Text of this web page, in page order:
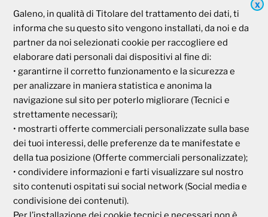
Galeno
Società Mutua Cooperativa
Via Parigi, 11
00185 Roma
P.I e C.F. 04273791006
Tel. 800 99 93 83
Fax 06 44 24 87 05
e-mail:backoffice@cassagaleno.it
X
Galeno, in qualità di Titolare del trattamento dei dati, ti
informa che su questo sito vengono installati, da noi e da
partner da noi selezionati cookie per raccogliere ed
elaborare dati personali dai dispositivi al fine di:
• garantirne il corretto funzionamento e la sicurezza e
per analizzare in maniera statistica e anonima la
navigazione sul sito per poterlo migliorare (Tecnici e
strettamente necessari);
• mostrarti offerte commerciali personalizzate sulla base
dei tuoi interessi, delle preferenze da te manifestate e
della tua posizione (Offerte commerciali personalizzate);
• condividere informazioni e farti visualizzare sul nostro
sito contenuti ospitati sui social network (Social media e
condivisione dei contenuti).